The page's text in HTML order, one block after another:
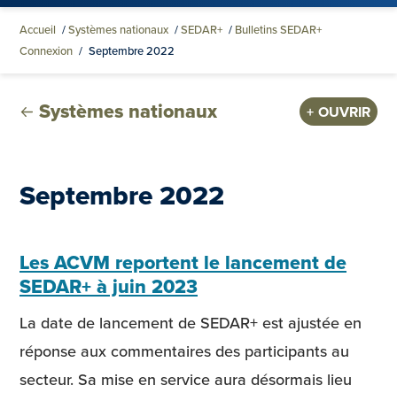
Accueil /Systèmes nationaux /SEDAR+ / Bulletins SEDAR+
Connexion / Septembre 2022
Systèmes nationaux OUVRIR
Septembre 2022
Les ACVM reportent le lancement de
SEDAR+ à juin 2023
La date de lancement de SEDAR+ est ajustée en
réponse aux commentaires des participants au
secteur. Sa mise en service aura désormais lieu